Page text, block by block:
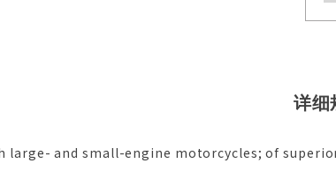
详细
large- and small-engine motorcycles; of